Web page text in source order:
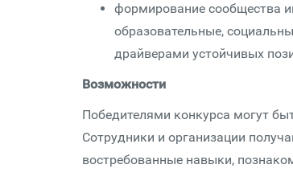
формирование сообщества
образовательные,
драйверами устойчивых
Возможности
Победителями конкурса могут
Сотрудники и организации
востребованные навыки,